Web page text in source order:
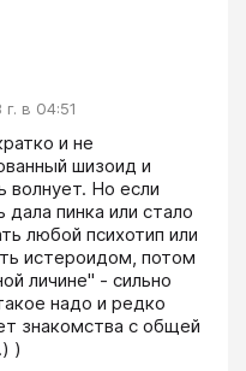
в 04:51
и не
шизоид и
волнует. Но если
пинка или стало
любой психотип или
истероидом, потом
личине" - сильно
надо и редко
знакомства с общей
)